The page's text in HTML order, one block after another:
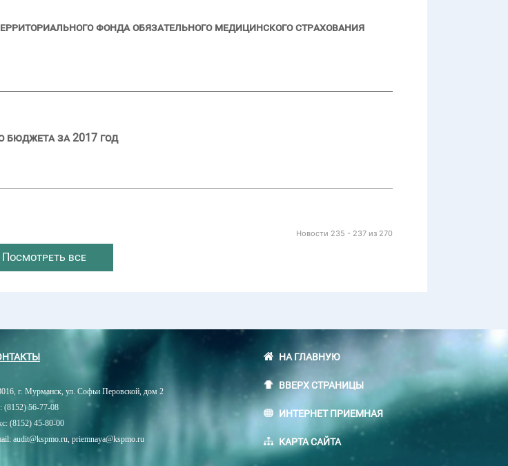
фонда обязательного медицинского страхования
бюджета за 2017 год
Новости 235 - 237 из 270
Посмотреть все
г. Мурманск, ул. Софьи Перовской, дом 2
(8152) 56-77-08
(8152) 45-80-00
audit@kspmo.ru, priemnaya@kspmo.ru
НА ГЛАВНУЮ
ВВЕРХ СТРАНИЦЫ
ИНТЕРНЕТ ПРИЕМНАЯ
КАРТА САЙТА